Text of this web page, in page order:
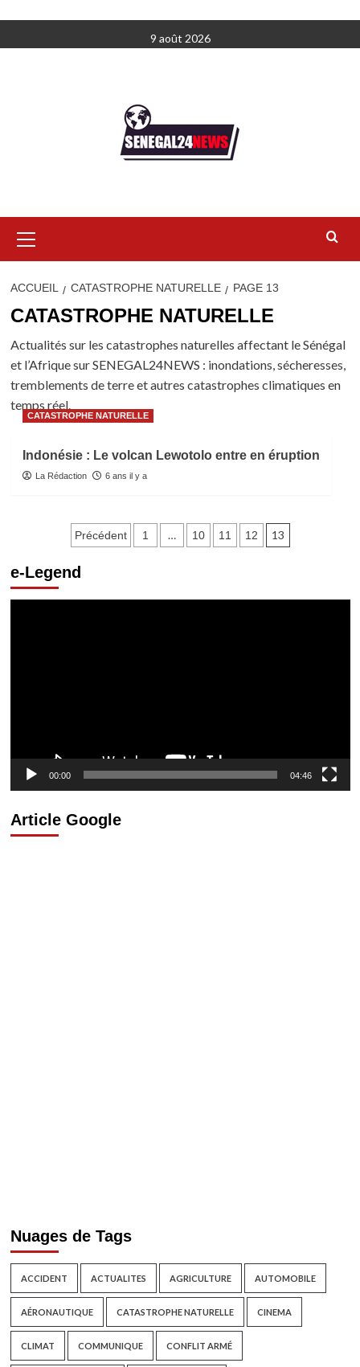
au
9 août 2026
principal
ACCUEIL CATASTROPHE NATURELLE PAGE 13
CATASTROPHE NATURELLE
Actualités sur les catastrophes naturelles affectant le Sénégal
et l’Afrique sur SENEGAL24NEWS : inondations, sécheresses,
tremblements de terre et autres catastrophes climatiques en
temps réel.
CATASTROPHE NATURELLE
Indonésie : Le volcan Lewotolo entre en éruption
La Rédaction 6 ans il y a
Pagination
des
Précédent 1 … 10 11 12 13
e-Legend
00:00 04:46
Article Google
Nuages de Tags
ACCIDENT ACTUALITES AGRICULTURE AUTOMOBILE
AÉRONAUTIQUE CATASTROPHE NATURELLE CINEMA
CLIMAT COMMUNIQUE CONFLIT ARMÉ